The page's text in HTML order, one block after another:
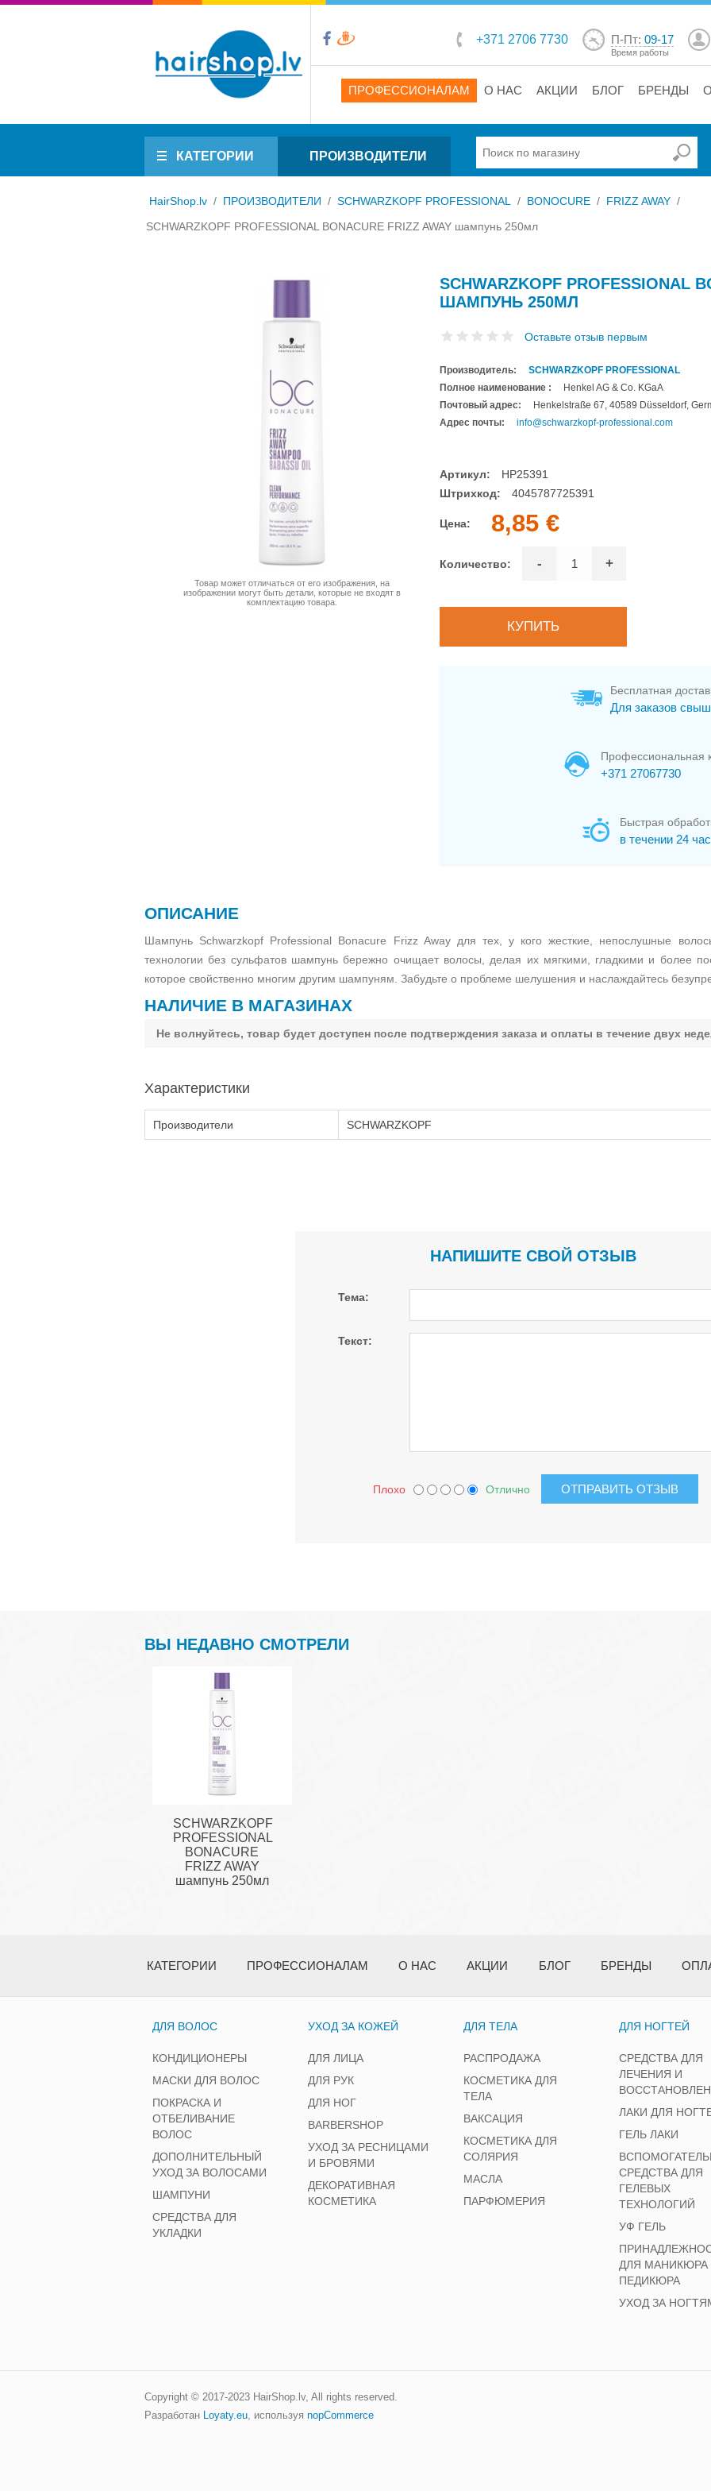
+371 2706 7730 П-Пт: 09-17
Время работы
ПРОФЕССИОНАЛАМ О НАС АКЦИИ БЛОГ БРЕНДЫ
КАТЕГОРИИ ПРОИЗВОДИТЕЛИ
HairShop.lv / ПРОИЗВОДИТЕЛИ / SCHWARZKOPF PROFESSIONAL / BONOCURE / FRIZZ AWAY /
SCHWARZKOPF PROFESSIONAL BONACURE FRIZZ AWAY шампунь 250мл
Товар может отличаться от его изображения, на
изображении могут быть детали, которые не входят в
комплектацию товара.
SCHWARZKOPF PROFESSIONAL
ШАМПУНЬ 250МЛ
Оставьте отзыв первым
Производитель:
SCHWARZKOPF PROFESSIONAL
Полное наименование :
Henkel AG & Co. KGaA
Почтовый адрес:
Henkelstraße 67, 40589 Düsseldorf,
Адрес почты:
info@schwarzkopf-professional.com
Артикул:
HP25391
Штрихкод:
4045787725391
Цена: 8,85 €
Количество: - +
Бесплатная
Для заказов
Профессиональная
+371 27067730
Быстрая
в течении 24
ОПИСАНИЕ
Шампунь Schwarzkopf Professional Bonacure Frizz Away для тех, у кого жесткие, непослушные
технологии без сульфатов шампунь бережно очищает волосы, делая их мягкими, гладкими и более
которое свойственно многим другим шампуням. Забудьте о проблеме шелушения и наслаждайтесь
НАЛИЧИЕ В МАГАЗИНАХ
Не волнуйтесь, товар будет доступен после подтверждения заказа и оплаты в течение двух
Характеристики
Производители SCHWARZKOPF
НАПИШИТЕ СВОЙ ОТЗЫВ
Тема:
Текст:
Плохо Отлично
ВЫ НЕДАВНО СМОТРЕЛИ
SCHWARZKOPF
PROFESSIONAL
BONACURE
FRIZZ AWAY
шампунь 250мл
КАТЕГОРИИ ПРОФЕССИОНАЛАМ О НАС АКЦИИ БЛОГ БРЕНДЫ
ДЛЯ ВОЛОС
КОНДИЦИОНЕРЫ
МАСКИ ДЛЯ ВОЛОС
ПОКРАСКА И
ОТБЕЛИВАНИЕ
ВОЛОС
ДОПОЛНИТЕЛЬНЫЙ
УХОД ЗА ВОЛОСАМИ
ШАМПУНИ
СРЕДСТВА ДЛЯ
УКЛАДКИ
УХОД ЗА КОЖЕЙ
ДЛЯ ЛИЦА
ДЛЯ РУК
ДЛЯ НОГ
BARBERSHOP
УХОД ЗА РЕСНИЦАМИ
И БРОВЯМИ
ДЕКОРАТИВНАЯ
КОСМЕТИКА
ДЛЯ ТЕЛА
РАСПРОДАЖА
КОСМЕТИКА ДЛЯ
ТЕЛА
ВАКСАЦИЯ
КОСМЕТИКА ДЛЯ
СОЛЯРИЯ
МАСЛА
ПАРФЮМЕРИЯ
ДЛЯ НОГТЕЙ
СРЕДСТВА ДЛЯ
ЛЕЧЕНИЯ И
ЛАКИ ДЛЯ
ГЕЛЬ ЛАКИ
СРЕДСТВА ДЛЯ
ГЕЛЕВЫХ
ТЕХНОЛОГИЙ
УФ ГЕЛЬ
ДЛЯ МАНИКЮРА
ПЕДИКЮРА
УХОД ЗА
Copyright © 2017-2023 HairShop.lv, All rights reserved.
Разработан Loyaty.eu, используя nopCommerce